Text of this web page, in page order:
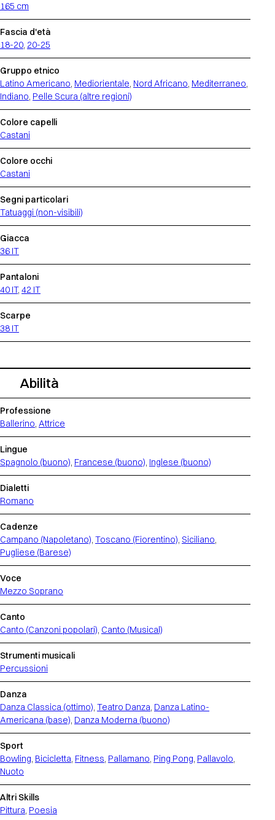
165 cm
Fascia d'età
18-20, 20-25
Gruppo etnico
Latino Americano, Mediorientale, Nord Africano, Mediterraneo,
Indiano, Pelle Scura (altre regioni)
Colore capelli
Castani
Colore occhi
Castani
Segni particolari
Tatuaggi (non-visibili)
Giacca
36 IT
Pantaloni
40 IT, 42 IT
Scarpe
38 IT
Abilità
Professione
Ballerino, Attrice
Lingue
Spagnolo (buono), Francese (buono), Inglese (buono)
Dialetti
Romano
Cadenze
Campano (Napoletano), Toscano (Fiorentino), Siciliano,
Pugliese (Barese)
Voce
Mezzo Soprano
Canto
Canto (Canzoni popolari), Canto (Musical)
Strumenti musicali
Percussioni
Danza
Danza Classica (ottimo), Teatro Danza, Danza Latino-
Americana (base), Danza Moderna (buono)
Sport
Bowling, Bicicletta, Fitness, Pallamano, Ping Pong, Pallavolo,
Nuoto
Altri Skills
Pittura, Poesia